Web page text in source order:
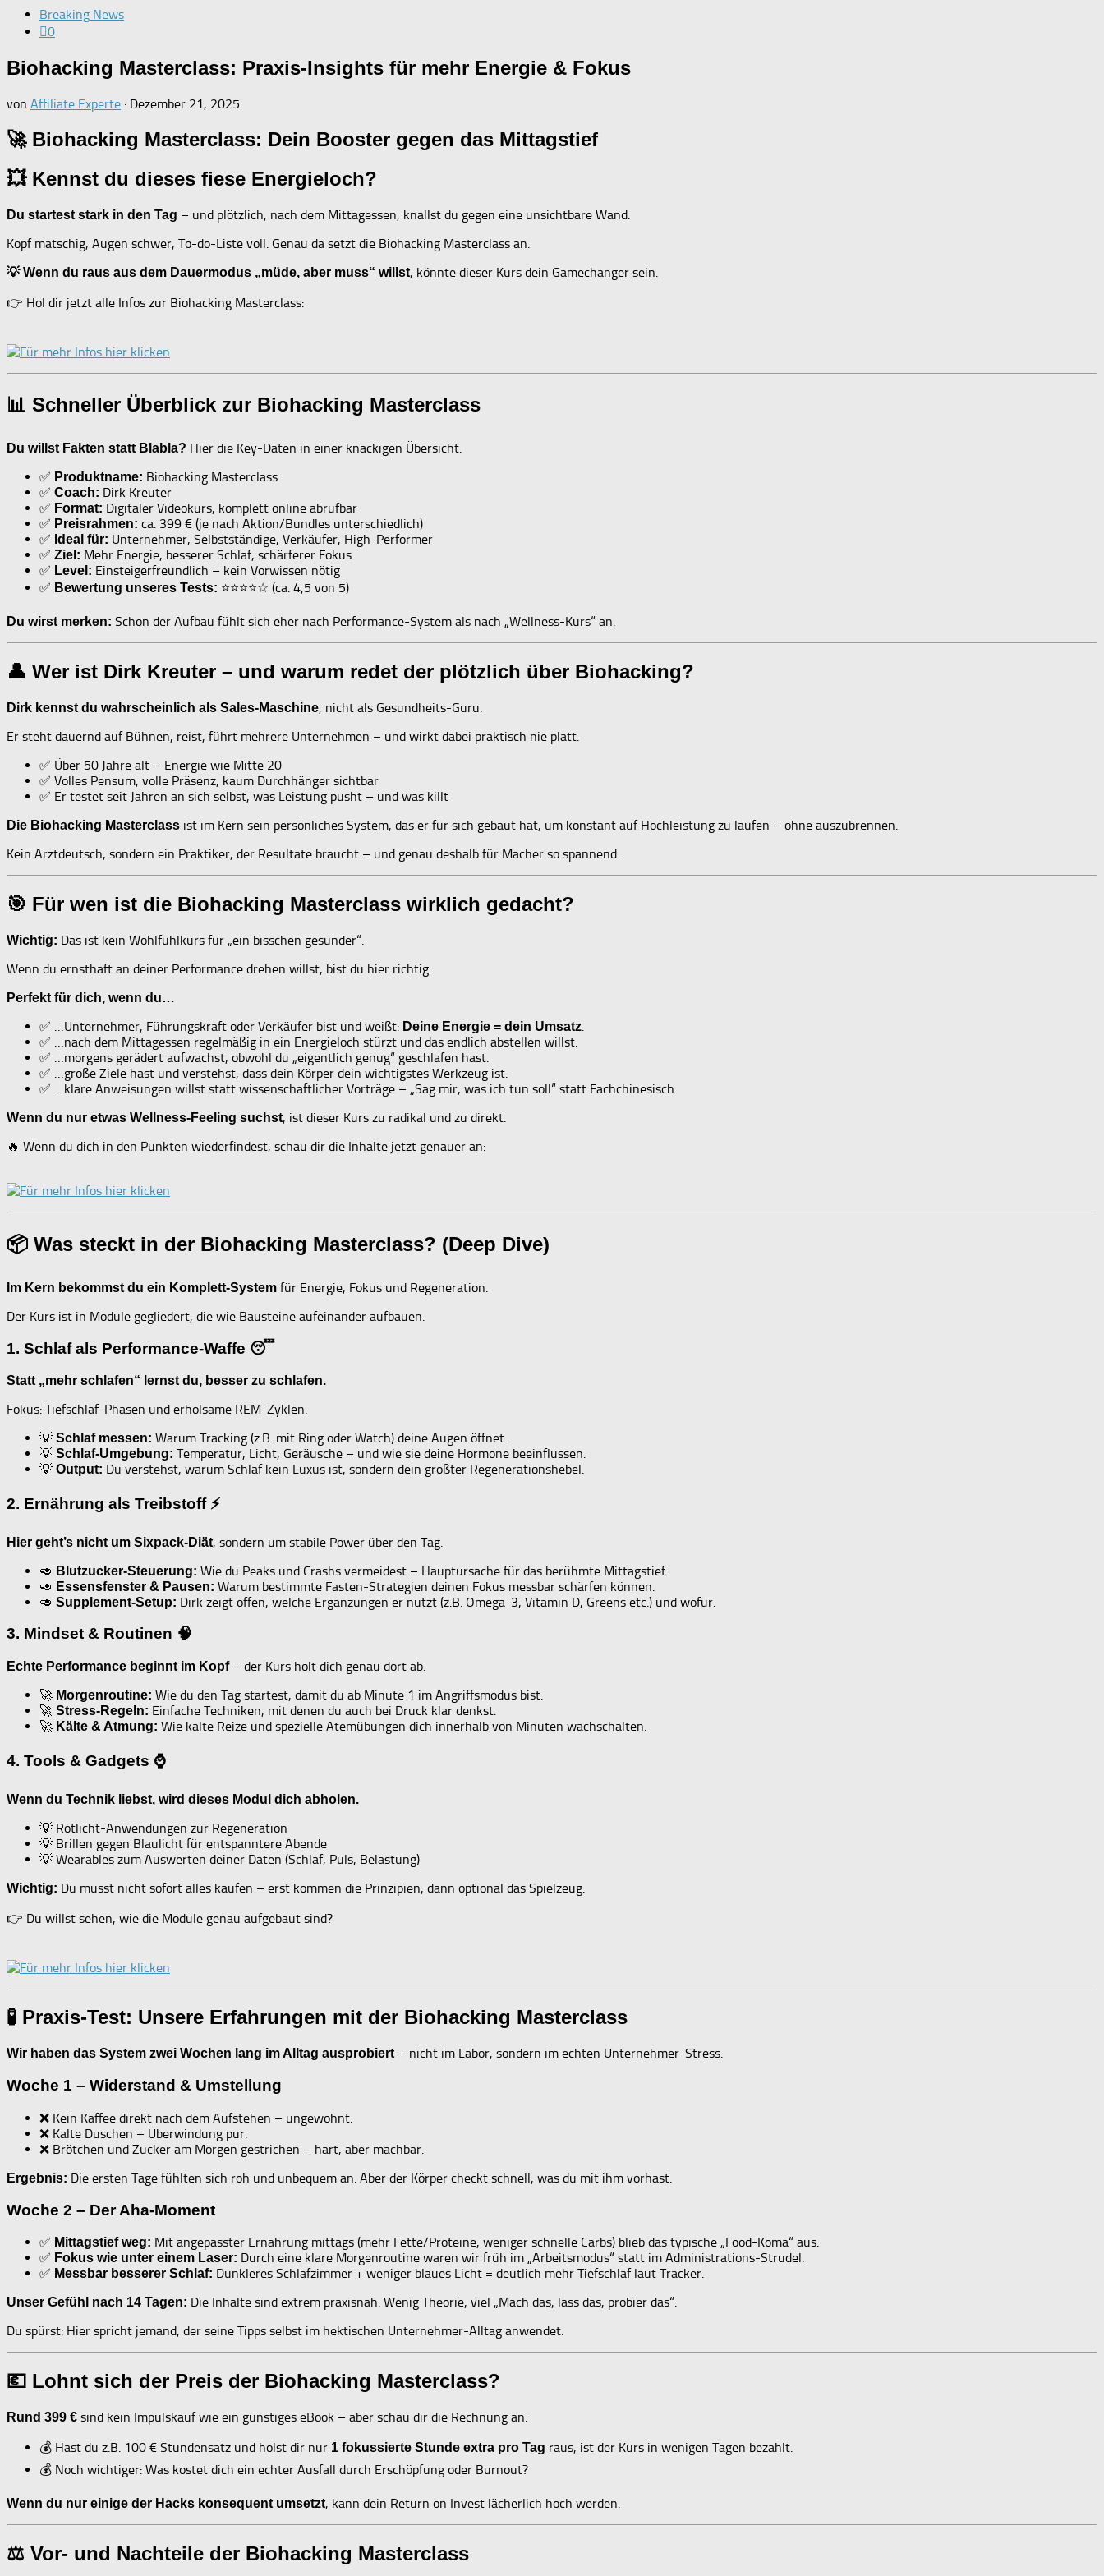
Breaking News
0
Biohacking Masterclass: Praxis-Insights für mehr Energie & Fokus
von Affiliate Experte · Dezember 21, 2025
🚀 Biohacking Masterclass: Dein Booster gegen das Mittagstief
💥 Kennst du dieses fiese Energieloch?
Du startest stark in den Tag – und plötzlich, nach dem Mittagessen, knallst du gegen eine unsichtbare Wand.
Kopf matschig, Augen schwer, To-do-Liste voll. Genau da setzt die Biohacking Masterclass an.
💡 Wenn du raus aus dem Dauermodus „müde, aber muss“ willst, könnte dieser Kurs dein Gamechanger sein.
👉 Hol dir jetzt alle Infos zur Biohacking Masterclass:
📊 Schneller Überblick zur Biohacking Masterclass
Du willst Fakten statt Blabla? Hier die Key-Daten in einer knackigen Übersicht:
✅ Produktname: Biohacking Masterclass
✅ Coach: Dirk Kreuter
✅ Format: Digitaler Videokurs, komplett online abrufbar
✅ Preisrahmen: ca. 399 € (je nach Aktion/Bundles unterschiedlich)
✅ Ideal für: Unternehmer, Selbstständige, Verkäufer, High-Performer
✅ Ziel: Mehr Energie, besserer Schlaf, schärferer Fokus
✅ Level: Einsteigerfreundlich – kein Vorwissen nötig
✅ Bewertung unseres Tests: ⭐⭐⭐⭐☆ (ca. 4,5 von 5)
Du wirst merken: Schon der Aufbau fühlt sich eher nach Performance-System als nach „Wellness-Kurs“ an.
👤 Wer ist Dirk Kreuter – und warum redet der plötzlich über Biohacking?
Dirk kennst du wahrscheinlich als Sales-Maschine, nicht als Gesundheits-Guru.
Er steht dauernd auf Bühnen, reist, führt mehrere Unternehmen – und wirkt dabei praktisch nie platt.
✅ Über 50 Jahre alt – Energie wie Mitte 20
✅ Volles Pensum, volle Präsenz, kaum Durchhänger sichtbar
✅ Er testet seit Jahren an sich selbst, was Leistung pusht – und was killt
Die Biohacking Masterclass ist im Kern sein persönliches System, das er für sich gebaut hat, um konstant auf Hochleistung zu laufen – ohne auszubrennen.
Kein Arztdeutsch, sondern ein Praktiker, der Resultate braucht – und genau deshalb für Macher so spannend.
🎯 Für wen ist die Biohacking Masterclass wirklich gedacht?
Wichtig: Das ist kein Wohlfühlkurs für „ein bisschen gesünder“.
Wenn du ernsthaft an deiner Performance drehen willst, bist du hier richtig.
Perfekt für dich, wenn du…
✅ …Unternehmer, Führungskraft oder Verkäufer bist und weißt: Deine Energie = dein Umsatz.
✅ …nach dem Mittagessen regelmäßig in ein Energieloch stürzt und das endlich abstellen willst.
✅ …morgens gerädert aufwachst, obwohl du „eigentlich genug“ geschlafen hast.
✅ …große Ziele hast und verstehst, dass dein Körper dein wichtigstes Werkzeug ist.
✅ …klare Anweisungen willst statt wissenschaftlicher Vorträge – „Sag mir, was ich tun soll“ statt Fachchinesisch.
Wenn du nur etwas Wellness-Feeling suchst, ist dieser Kurs zu radikal und zu direkt.
🔥 Wenn du dich in den Punkten wiederfindest, schau dir die Inhalte jetzt genauer an:
📦 Was steckt in der Biohacking Masterclass? (Deep Dive)
Im Kern bekommst du ein Komplett-System für Energie, Fokus und Regeneration.
Der Kurs ist in Module gegliedert, die wie Bausteine aufeinander aufbauen.
1. Schlaf als Performance-Waffe 😴
Statt „mehr schlafen“ lernst du, besser zu schlafen.
Fokus: Tiefschlaf-Phasen und erholsame REM-Zyklen.
💡 Schlaf messen: Warum Tracking (z.B. mit Ring oder Watch) deine Augen öffnet.
💡 Schlaf-Umgebung: Temperatur, Licht, Geräusche – und wie sie deine Hormone beeinflussen.
💡 Output: Du verstehst, warum Schlaf kein Luxus ist, sondern dein größter Regenerationshebel.
2. Ernährung als Treibstoff ⚡
Hier geht’s nicht um Sixpack-Diät, sondern um stabile Power über den Tag.
🥑 Blutzucker-Steuerung: Wie du Peaks und Crashs vermeidest – Hauptursache für das berühmte Mittagstief.
🥑 Essensfenster & Pausen: Warum bestimmte Fasten-Strategien deinen Fokus messbar schärfen können.
🥑 Supplement-Setup: Dirk zeigt offen, welche Ergänzungen er nutzt (z.B. Omega-3, Vitamin D, Greens etc.) und wofür.
3. Mindset & Routinen 🧠
Echte Performance beginnt im Kopf– der Kurs holt dich genau dort ab.
🚀 Morgenroutine: Wie du den Tag startest, damit du ab Minute 1 im Angriffsmodus bist.
🚀 Stress-Regeln: Einfache Techniken, mit denen du auch bei Druck klar denkst.
🚀 Kälte & Atmung: Wie kalte Reize und spezielle Atemübungen dich innerhalb von Minuten wachschalten.
4. Tools & Gadgets ⌚
Wenn du Technik liebst, wird dieses Modul dich abholen.
💡 Rotlicht-Anwendungen zur Regeneration
💡 Brillen gegen Blaulicht für entspanntere Abende
💡 Wearables zum Auswerten deiner Daten (Schlaf, Puls, Belastung)
Wichtig: Du musst nicht sofort alles kaufen – erst kommen die Prinzipien, dann optional das Spielzeug.
👉 Du willst sehen, wie die Module genau aufgebaut sind?
🧪 Praxis-Test: Unsere Erfahrungen mit der Biohacking Masterclass
Wir haben das System zwei Wochen lang im Alltag ausprobiert– nicht im Labor, sondern im echten Unternehmer-Stress.
Woche 1 – Widerstand & Umstellung
❌ Kein Kaffee direkt nach dem Aufstehen – ungewohnt.
❌ Kalte Duschen – Überwindung pur.
❌ Brötchen und Zucker am Morgen gestrichen – hart, aber machbar.
Ergebnis: Die ersten Tage fühlten sich roh und unbequem an. Aber der Körper checkt schnell, was du mit ihm vorhast.
Woche 2 – Der Aha-Moment
✅ Mittagstief weg: Mit angepasster Ernährung mittags (mehr Fette/Proteine, weniger schnelle Carbs) blieb das typische „Food-Koma“ aus.
✅ Fokus wie unter einem Laser: Durch eine klare Morgenroutine waren wir früh im „Arbeitsmodus“ statt im Administrations-Strudel.
✅ Messbar besserer Schlaf: Dunkleres Schlafzimmer + weniger blaues Licht = deutlich mehr Tiefschlaf laut Tracker.
Unser Gefühl nach 14 Tagen: Die Inhalte sind extrem praxisnah. Wenig Theorie, viel „Mach das, lass das, probier das“.
Du spürst: Hier spricht jemand, der seine Tipps selbst im hektischen Unternehmer-Alltag anwendet.
💶 Lohnt sich der Preis der Biohacking Masterclass?
Rund 399 € sind kein Impulskauf wie ein günstiges eBook – aber schau dir die Rechnung an:
💰 Hast du z.B. 100 € Stundensatz und holst dir nur 1 fokussierte Stunde extra pro Tag raus, ist der Kurs in wenigen Tagen bezahlt.
💰 Noch wichtiger: Was kostet dich ein echter Ausfall durch Erschöpfung oder Burnout?
Wenn du nur einige der Hacks konsequent umsetzt, kann dein Return on Invest lächerlich hoch werden.
⚖ Vor- und Nachteile der Biohacking Masterclass